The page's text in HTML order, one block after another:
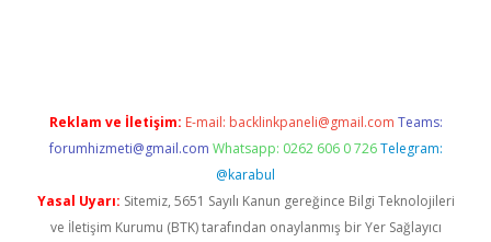
Reklam ve İletişim: E-mail: backlinkpaneli@gmail.com Teams:
forumhizmeti@gmail.com Whatsapp: 0262 606 0 726 Telegram:
@karabul
Yasal Uyarı: Sitemiz, 5651 Sayılı Kanun gereğince Bilgi Teknolojileri
ve İletişim Kurumu (BTK) tarafından onaylanmış bir Yer Sağlayıcı